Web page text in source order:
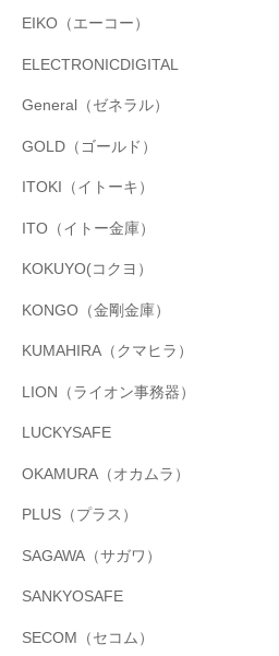
EIKO（エーコー）
ELECTRONICDIGITAL
General（ゼネラル）
GOLD（ゴールド）
ITOKI（イトーキ）
ITO（イトー金庫）
KOKUYO(コクヨ）
KONGO（金剛金庫）
KUMAHIRA（クマヒラ）
LION（ライオン事務器）
LUCKYSAFE
OKAMURA（オカムラ）
PLUS（プラス）
SAGAWA（サガワ）
SANKYOSAFE
SECOM（セコム）